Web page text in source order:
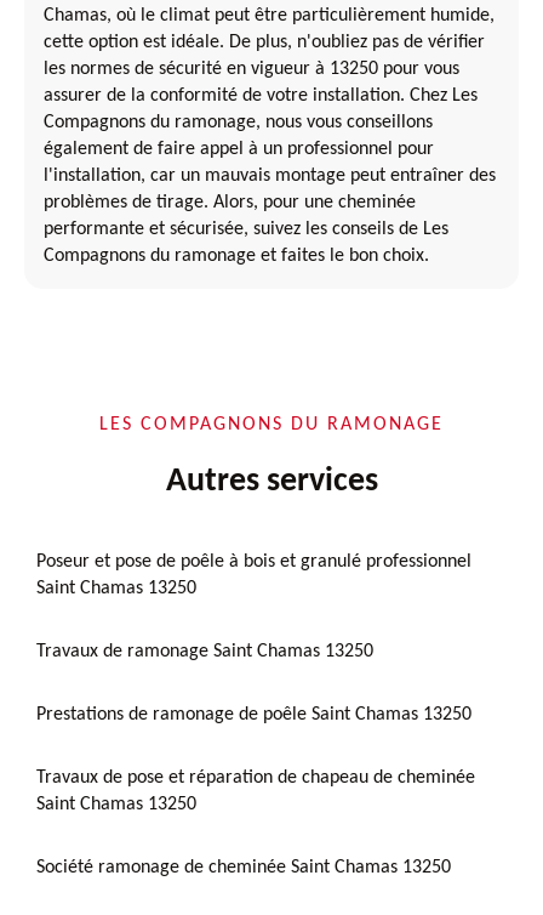
Chamas, où le climat peut être particulièrement humide,
cette option est idéale. De plus, n'oubliez pas de vérifier
les normes de sécurité en vigueur à 13250 pour vous
assurer de la conformité de votre installation. Chez Les
Compagnons du ramonage, nous vous conseillons
également de faire appel à un professionnel pour
l'installation, car un mauvais montage peut entraîner des
problèmes de tirage. Alors, pour une cheminée
performante et sécurisée, suivez les conseils de Les
Compagnons du ramonage et faites le bon choix.
LES COMPAGNONS DU RAMONAGE
Autres services
Poseur et pose de poêle à bois et granulé professionnel
Saint Chamas 13250
Travaux de ramonage Saint Chamas 13250
Prestations de ramonage de poêle Saint Chamas 13250
Travaux de pose et réparation de chapeau de cheminée
Saint Chamas 13250
Société ramonage de cheminée Saint Chamas 13250